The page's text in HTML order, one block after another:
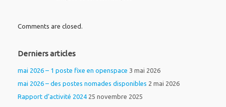
Comments are closed.
Derniers articles
mai 2026 – 1 poste fixe en openspace 3 mai 2026
mai 2026 – des postes nomades disponibles 2 mai 2026
Rapport d’activité 2024 25 novembre 2025